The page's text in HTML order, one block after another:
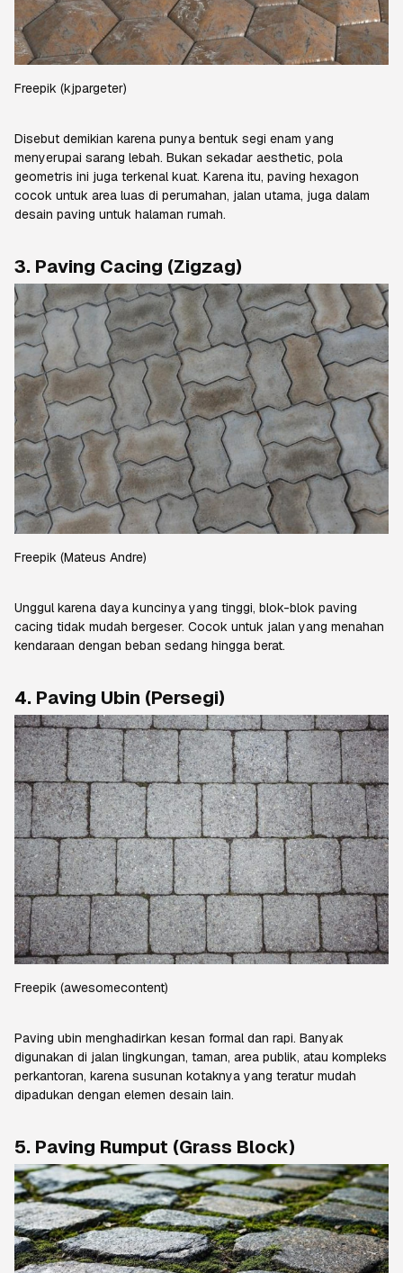
Freepik (kjpargeter)
Disebut demikian karena punya bentuk segi enam yang
menyerupai sarang lebah. Bukan sekadar aesthetic, pola
geometris ini juga terkenal kuat. Karena itu, paving hexagon
cocok untuk area luas di perumahan, jalan utama, juga dalam
desain paving untuk halaman rumah.
3. Paving Cacing (Zigzag)
Freepik (Mateus Andre)
Unggul karena daya kuncinya yang tinggi, blok-blok paving
cacing tidak mudah bergeser. Cocok untuk jalan yang menahan
kendaraan dengan beban sedang hingga berat.
4. Paving Ubin (Persegi)
Freepik (awesomecontent)
Paving ubin menghadirkan kesan formal dan rapi. Banyak
digunakan di jalan lingkungan, taman, area publik, atau kompleks
perkantoran, karena susunan kotaknya yang teratur mudah
dipadukan dengan elemen desain lain.
5. Paving Rumput (Grass Block)